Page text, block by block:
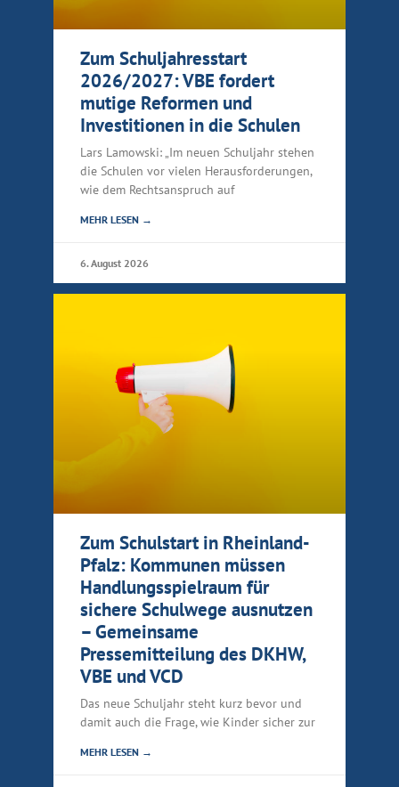
Zum Schuljahresstart
2026/2027: VBE fordert
mutige Reformen und
Investitionen in die Schulen
Lars Lamowski: „Im neuen Schuljahr stehen
die Schulen vor vielen Herausforderungen,
wie dem Rechtsanspruch auf
MEHR LESEN →
6. August 2026
Zum Schulstart in Rheinland-
Pfalz: Kommunen müssen
Handlungsspielraum für
sichere Schulwege ausnutzen
– Gemeinsame
Pressemitteilung des DKHW,
VBE und VCD
Das neue Schuljahr steht kurz bevor und
damit auch die Frage, wie Kinder sicher zur
MEHR LESEN →